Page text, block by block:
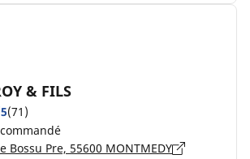
& FILS
(71)
Pre, 55600 MONTMEDY